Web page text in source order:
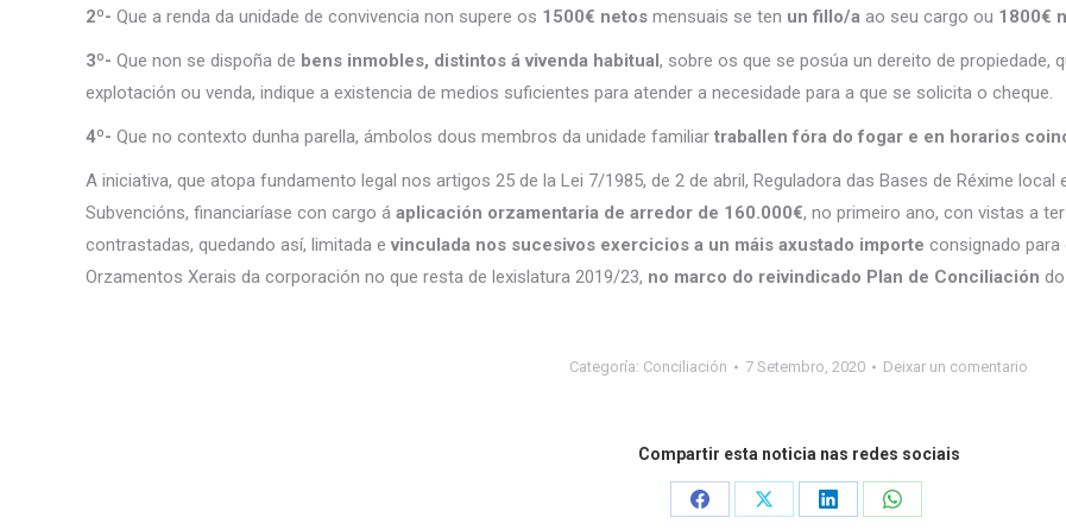
2º- Que a renda da unidade de convivencia non supere os 1500€ netos mensuais se ten un fillo/a ao seu cargo ou 1800€
3º- Que non se dispoña de bens inmobles, distintos á vivenda habitual, sobre os que se posúa un dereito de propiedade,
explotación ou venda, indique a existencia de medios suficientes para atender a necesidade para a que se solicita o cheque.
4º- Que no contexto dunha parella, ámbolos dous membros da unidade familiar traballen fóra do fogar e en horarios
A iniciativa, que atopa fundamento legal nos artigos 25 de la Lei 7/1985, de 2 de abril, Reguladora das Bases de Réxime local
Subvencións, financiaríase con cargo á aplicación orzamentaria de arredor de 160.000€, no primeiro ano, con vistas a
contrastadas, quedando así, limitada e vinculada nos sucesivos exercicios a un máis axustado importe consignado para
Orzamentos Xerais da corporación no que resta de lexislatura 2019/23, no marco do reivindicado Plan de Conciliación
Categoría: Conciliación 7 Setembro, 2020 Deixar un comentario
Compartir esta noticia nas redes sociais
Share
Share
Share
Share